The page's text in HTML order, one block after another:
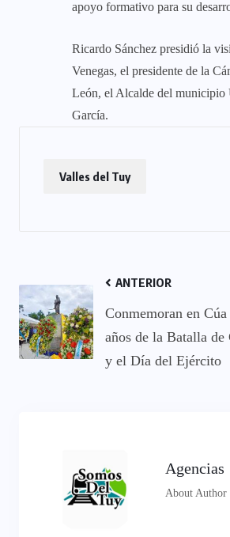
apoyo formativo para su
Ricardo Sánchez presidió la
Venegas, el presidente de la
León, el Alcalde del municipio
García.
Valles del Tuy
ANTERIOR
Conmemoran en
años de la Batalla de
y el Día del Ejército
Agencias
About Author